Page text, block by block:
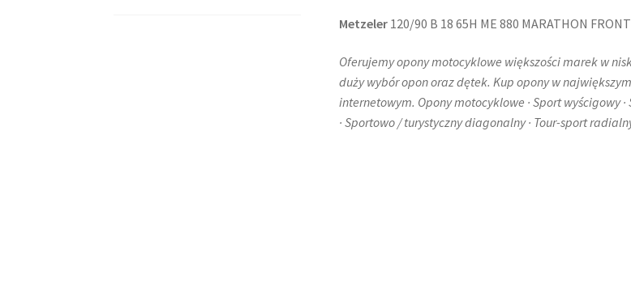
Metzeler120/90 B 18 65H ME 880 MARATHON FRONT
Oferujemy opony motocyklowe większości marek w
duży wybór opon oraz dętek. Kup opony w
internetowym. Opony motocyklowe · Sport wyścigowy
· Sportowo / turystyczny diagonalny · Tour-sport